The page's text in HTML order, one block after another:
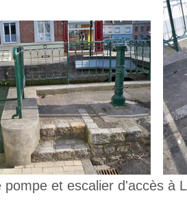
et escalier d'accès à